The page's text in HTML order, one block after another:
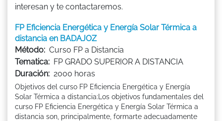
interesan y te contactaremos.
FP Eficiencia Energética y Energía Solar Térmica a
distancia en BADAJOZ
Método: Curso FP a Distancia
Tematica: FP GRADO SUPERIOR A DISTANCIA
Duración: 2000 horas
Objetivos del curso FP Eficiencia Energética y Energía
Solar Térmica a distancia:Los objetivos fundamentales del
curso FP Eficiencia Energética y Energía Solar Térmica a
distancia son, principalmente, formarte adecuadamente